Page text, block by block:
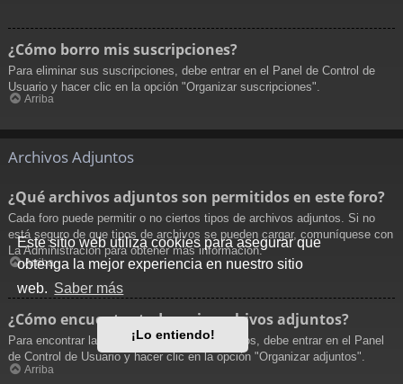
Este sitio web utiliza cookies para asegurar que
obtenga la mejor experiencia en nuestro sitio
web. Saber más
¡Lo entiendo!
¿Cómo borro mis suscripciones?
Para eliminar sus suscripciones, debe entrar en el Panel de Control de
Usuario y hacer clic en la opción "Organizar suscripciones".
Arriba
Archivos Adjuntos
¿Qué archivos adjuntos son permitidos en este foro?
Cada foro puede permitir o no ciertos tipos de archivos adjuntos. Si no
está seguro de que tipos de archivos se pueden cargar, comuníquese con
La Administración para obtener más información.
Arriba
¿Cómo encuentro todos mis archivos adjuntos?
Para encontrar la lista de sus archivos adjuntos, debe entrar en el Panel
de Control de Usuario y hacer clic en la opción "Organizar adjuntos".
Arriba